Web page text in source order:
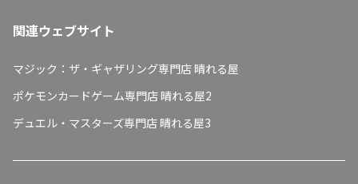
関連ウェブサイト
マジック：ザ・ギャザリング専門店 晴れる屋
ポケモンカードゲーム専門店 晴れる屋2
デュエル・マスターズ専門店 晴れる屋3